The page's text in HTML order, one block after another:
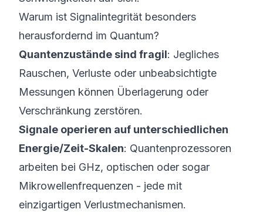
Warum ist Signalintegrität besonders
herausfordernd im Quantum?
Quantenzustände sind fragil: Jegliches
Rauschen, Verluste oder unbeabsichtigte
Messungen können Überlagerung oder
Verschränkung zerstören.
Signale operieren auf unterschiedlichen
Energie/Zeit-Skalen: Quantenprozessoren
arbeiten bei GHz, optischen oder sogar
Mikrowellenfrequenzen - jede mit
einzigartigen Verlustmechanismen.